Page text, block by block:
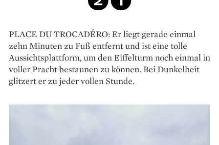
PLACE DU TROCADÉRO: Er liegt gerade einmal
zehn Minuten zu Fuß entfernt und ist eine tolle
Aussichtsplattform, um den Eiffelturm noch einmal in
voller Pracht bestaunen zu können. Bei Dunkelheit
glitzert er zu jeder vollen Stunde.